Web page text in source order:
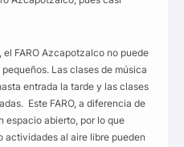
FARO Azcapotzalco no puede
Las clases de música
entrada la tarde y las clases
Este FARO, a diferencia de
espacio abierto, por lo que
actividades al aire libre pueden